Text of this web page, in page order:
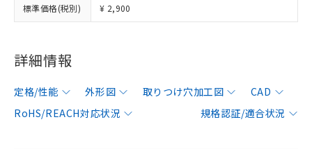
標準価格(税別) ¥ 2,900
詳細情報
定格/性能 外形図 取りつけ穴加工図
CAD
RoHS/REACH対応状況
規格認証/適合状況